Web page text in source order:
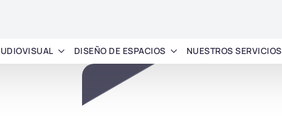
DISEÑO DE ESPACIOS NUESTROS SERVICIOS